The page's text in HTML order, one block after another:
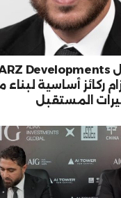
ركائز أساسية
المستقبل